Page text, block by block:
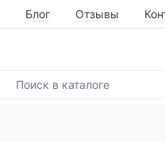
Блог Отзывы